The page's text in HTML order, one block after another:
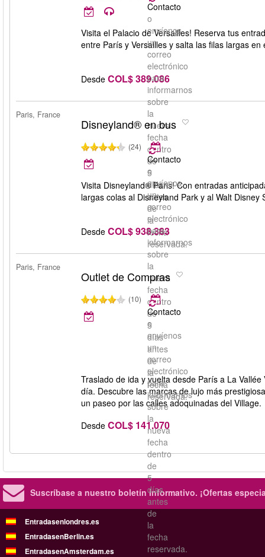
Contacto
o
envíenos
un
correo
electrónico
para
informarnos
sobre
la
nueva
fecha
dentro
de
5
días
antes
de
la
fecha
reservada.
Visita el Palacio de Versailles! Reserva tus
entre París y Versailles y salta las filas largas en
Desde COL$ 389.086
Paris, France
Disneyland® en bus
(24)
Contacto
o
envíenos
un
correo
electrónico
para
informarnos
sobre
la
nueva
fecha
dentro
de
5
días
antes
de
la
fecha
reservada.
Visita Disneyland® Paris! Con entradas
largas colas al Disneyland Park y al Walt Disney
Desde COL$ 938.383
Paris, France
Outlet de Compras
(10)
Contacto
o
envíenos
un
correo
electrónico
para
informarnos
sobre
la
nueva
fecha
dentro
de
5
días
antes
de
la
fecha
reservada.
Traslado de ida y vuelta desde París a La
día. Descubre las marcas de lujo más
un paseo por las calles adoquinadas del Village.
Desde COL$ 141.070
Suscríbase a nuestro boletín informativo. ¡Ofertas
Entradasenlondres.es
EntradasenBerlin.es
EntradasenAmsterdam.es